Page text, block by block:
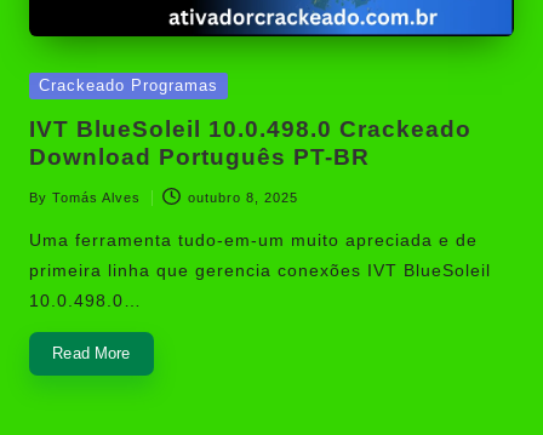
Posted
Crackeado Programas
IVT BlueSoleil 10.0.498.0 Crackeado
Download Português PT-BR
Posted
by
By Tomás Alves outubro 8, 2025
Uma ferramenta tudo-em-um muito apreciada e de
primeira linha que gerencia conexões IVT BlueSoleil
10.0.498.0…
Read More